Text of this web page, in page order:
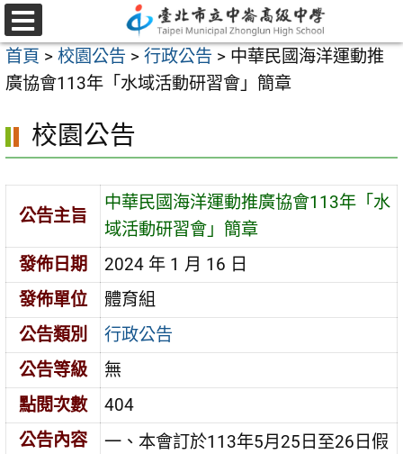
跳
至
主
要
容
選
單
首頁 > 校園公告 > 行政公告 > 中華民國海洋運動推
廣協會113年「水域活動研習會」簡章
校園公告
公告主旨
中華民國海洋運動推廣協會113年「水
域活動研習會」簡章
發佈日期
2024 年 1 月 16 日
發佈單位
體育組
公告類別
行政公告
公告等級
無
點閱次數
404
公告內容
一、本會訂於113年5月25日至26日假